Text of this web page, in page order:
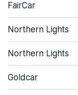
FairCar
Northern Lights
Northern Lights
Goldcar